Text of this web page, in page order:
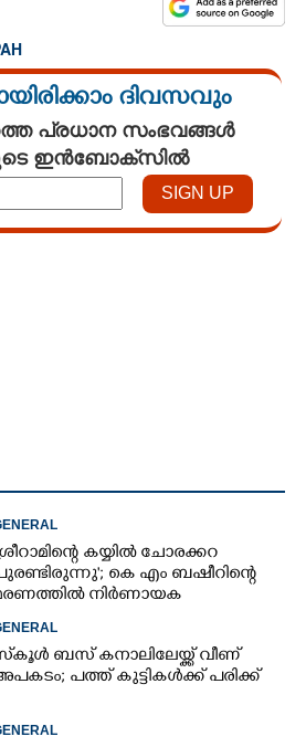
ദിവസവും
പ്രധാന സംഭവങ്ങൾ
ഇൻബോക്സിൽ
കയ്യിൽ ചോരക്കറ
കെ എം ബഷീറിന്റെ
നിർണായക
ബസ് കനാലിലേയ്ക്ക് വീണ്
പത്ത് കുട്ടികൾക്ക് പരിക്ക്